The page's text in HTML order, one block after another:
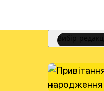
Вибір редакції